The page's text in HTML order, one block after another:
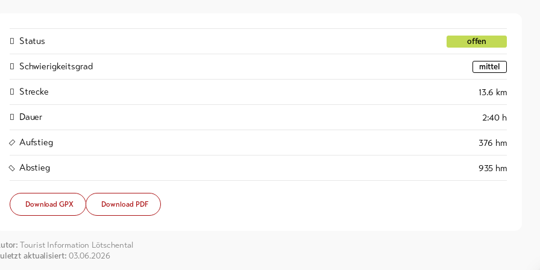
Status offen
Schwierigkeitsgrad mittel
Strecke 13.6 km
Dauer 2:40 h
Aufstieg 376 hm
Abstieg 935 hm
Download GPX Download PDF
Tourist Information Lötschental
aktualisiert: 03.06.2026